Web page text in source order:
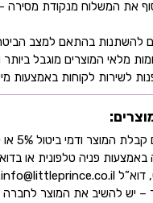
את המשלוח מנקודת
5% או 100 ₪ וזאת בהתאם לחוק הגנת הצרכן
פניה טלפונית או
– יש להשיב את המוצר